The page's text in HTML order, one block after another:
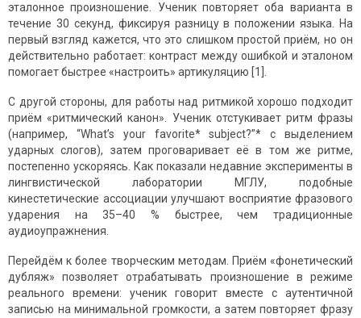
эталонное произношение. Ученик повторяет оба варианта в
течение 30 секунд, фиксируя разницу в положении языка. На
первый взгляд кажется, что это слишком простой приём, но он
действительно работает: контраст между ошибкой и эталоном
помогает быстрее «настроить» артикуляцию [1].
С другой стороны, для работы над ритмикой хорошо подходит
приём «ритмический канон». Ученик отстукивает ритм фразы
(например, “What’s your favorite* subject?”* с выделением
ударных слогов), затем проговаривает её в том же ритме,
постепенно ускоряясь. Как показали недавние эксперименты в
лингвистической лаборатории МГЛУ, подобные
кинестетические ассоциации улучшают восприятие фразового
ударения на 35–40 % быстрее, чем традиционные
аудиоупражнения.
Перейдём к более творческим методам. Приём «фонетический
дубляж» позволяет отрабатывать произношение в режиме
реального времени: ученик говорит вместе с аутентичной
записью на минимальной громкости, а затем повторяет фразу